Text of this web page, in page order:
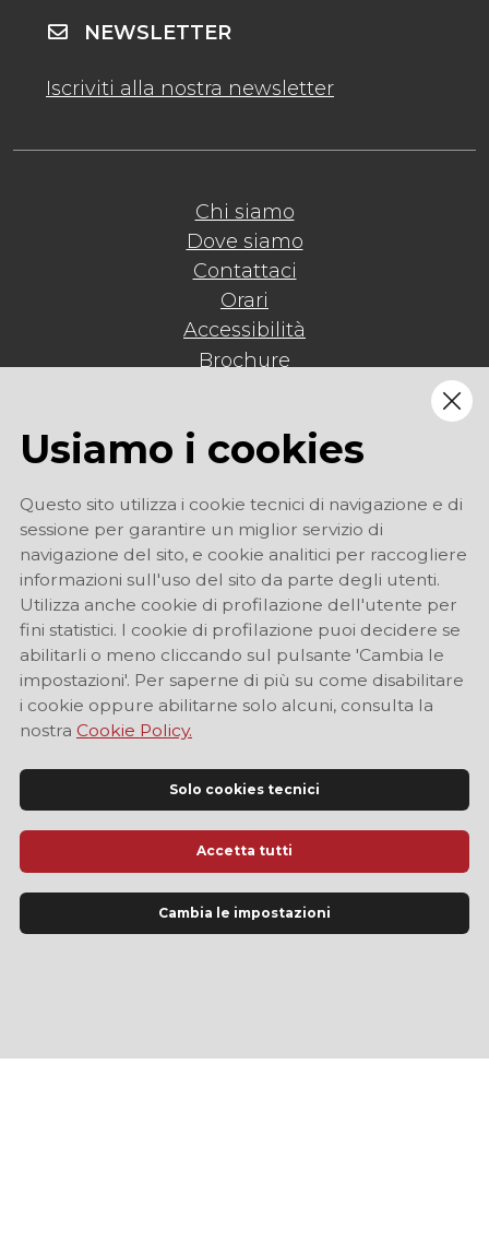
Chi siamo
Dove siamo
Contattaci
Orari
Accessibilità
Brochure
Regolamento
NEWSLETTER
Iscriviti alla nostra newsletter
Usiamo i cookies
Questo sito utilizza i cookie tecnici di navigazione e di
sessione per garantire un miglior servizio di
navigazione del sito, e cookie analitici per raccogliere
informazioni sull'uso del sito da parte degli utenti.
Utilizza anche cookie di profilazione dell'utente per
fini statistici. I cookie di profilazione puoi decidere se
abilitarli o meno cliccando sul pulsante 'Cambia le
impostazioni'. Per saperne di più su come disabilitare
i cookie oppure abilitarne solo alcuni, consulta la
nostra Cookie Policy.
Solo cookies tecnici
Accetta tutti
Cambia le impostazioni